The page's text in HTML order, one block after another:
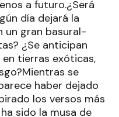
a futuro.¿Será
día dejará la
un gran basural-
¿Se anticipan
tierras exóticas,
se
haber dejado
los versos más
sido la musa de